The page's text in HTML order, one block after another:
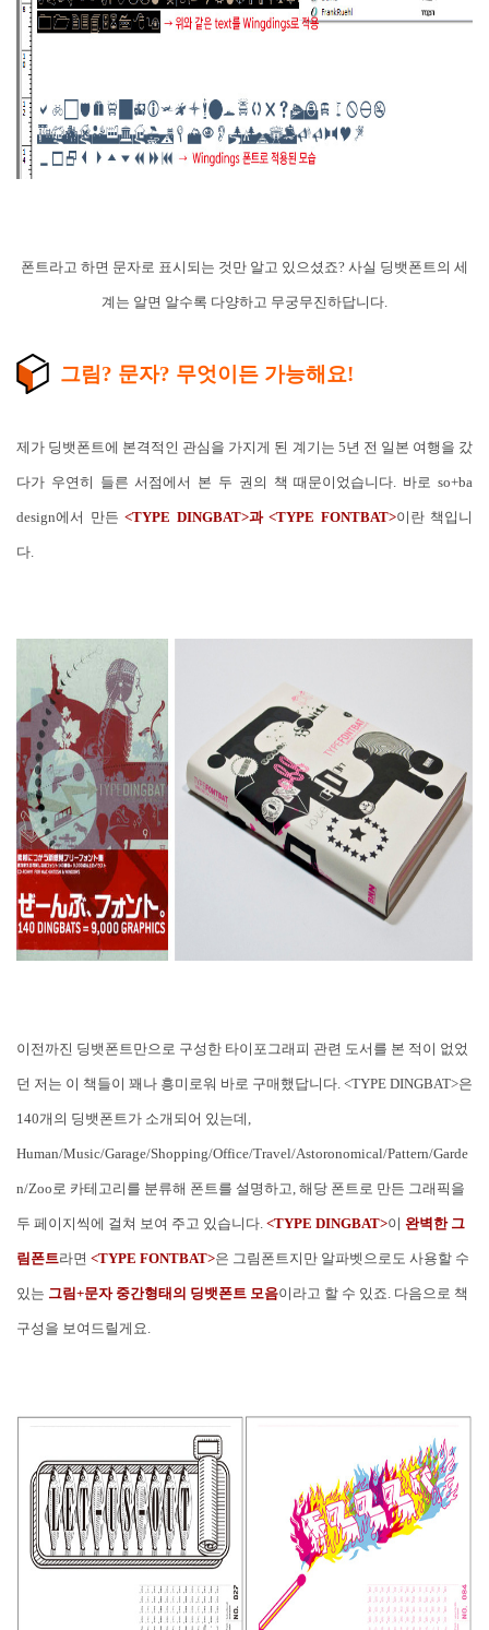
폰트라고 하면 문자로 표시되는 것만 알고 있으셨죠? 사실 딩뱃폰트의 세
계는 알면 알수록 다양하고 무궁무진하답니다
그림? 문자? 무엇이든 가능해요!
제가 딩뱃폰트에 본격적인 관심을 가지게 된 계기는 5년 전 일본 여행을 갔
다가 우연히 들른 서점에서 본 두 권의 책 때문이었습니다. 바로 so+ba
design에서 만든 <TYPE DINGBAT>과 <TYPE FONTBAT>이란 책입니
다
이전까진 딩뱃폰트만으로 구성한 타이포그래피 관련 도서를 본 적이 없었
던 저는 이 책들이 꽤나 흥미로워 바로 구매했답니다. <TYPE DINGBAT>은
140개의 딩뱃폰트가 소개되어 있는데,
Human/Music/Garage/Shopping/Office/Travel/Astoronomical/Pattern/Garde
n/Zoo로 카테고리를 분류해 폰트를 설명하고, 해당 폰트로 만든 그래픽을
두 페이지씩에 걸쳐 보여 주고 있습니다. <TYPE DINGBAT>이 완벽한 그
림폰트라면 <TYPE FONTBAT>은 그림폰트지만 알파벳으로도 사용할 수
있는 그림+문자 중간형태의 딩뱃폰트 모음이라고 할 수 있죠. 다음으로 책
구성을 보여드릴게요.